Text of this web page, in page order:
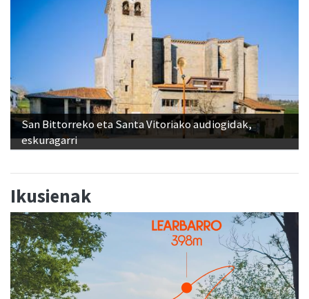
San Bittorreko eta Santa Vitoriako audiogidak,
eskuragarri